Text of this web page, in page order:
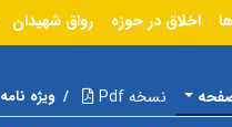
اخلاق در حوزه رواق شهیدان
نسخه Pdf / ویژه نامه